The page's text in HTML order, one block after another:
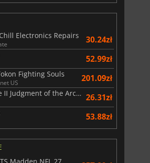
zł
Electronics Repairs
30.24zł
52.99zł
Fighting Souls
US 201.09zł
HellSlave II Judgment of the Archon 26.31zł
53.88zł
Madden NFL 27